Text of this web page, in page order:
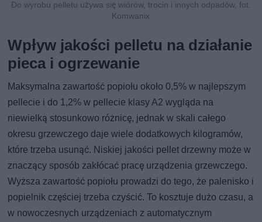
Do wyrobu pelletu używa się wiórów, trocin i innych odpadów, fot.
Komwanix
Wpływ jakości pelletu na działanie
pieca i ogrzewanie
Maksymalna zawartość popiołu około 0,5% w najlepszym
pellecie i do 1,2% w pellecie klasy A2 wygląda na
niewielką stosunkowo różnicę, jednak w skali całego
okresu grzewczego daje wiele dodatkowych kilogramów,
które trzeba usunąć. Niskiej jakości pellet drzewny może w
znaczący sposób zakłócać pracę urządzenia grzewczego.
Wyższa zawartość popiołu prowadzi do tego, że palenisko i
popielnik częściej trzeba czyścić. To kosztuje dużo czasu, a
w nowoczesnych urządzeniach z automatycznym